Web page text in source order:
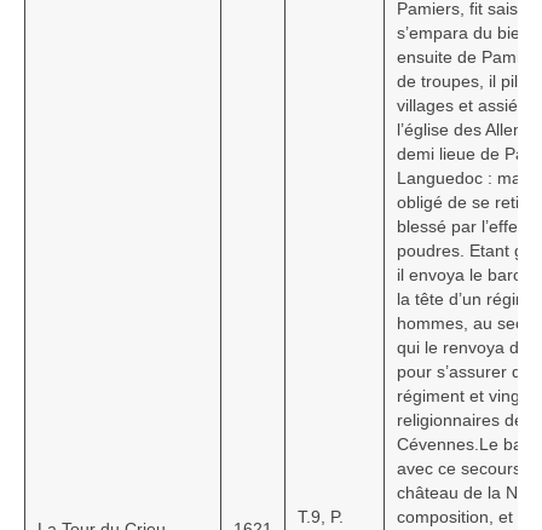
T.9, P.
Pamiers, fit saisir
s’empara du bien
ensuite de
de troupes, il pilla
villages et
l’église des
demi lieue de
Languedoc : mais
obligé de se
blessé par l’effet
poudres. Etant
il envoya le
la tête d’un
hommes, au
qui le renvoya
pour s’assurer du
régiment et vingt
religionnaires de
Cévennes.Le
avec ce secours,
château de la
composition, et le